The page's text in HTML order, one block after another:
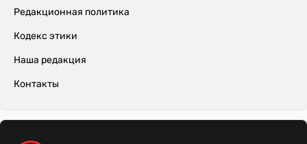
Редакционная политика
Кодекс этики
Наша редакция
Контакты